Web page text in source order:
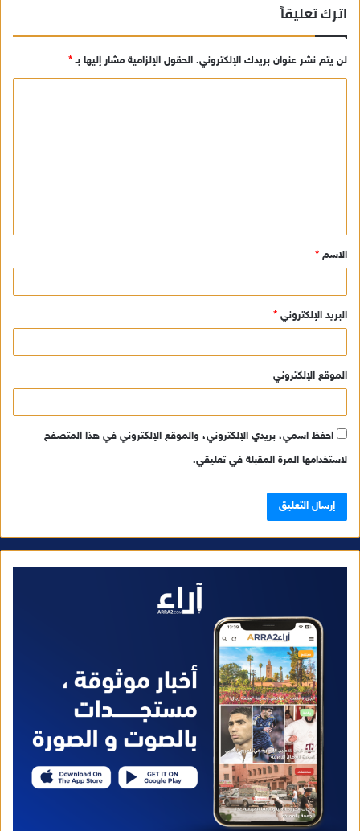
اترك تعليقاً
لن يتم نشر عنوان بريدك الإلكتروني. الحقول الإلزامية مشار إليها بـ*
ق
*
الاسم *
البريد الإلكتروني *
الموقع الإلكتروني
احفظ اسمي، بريدي الإلكتروني، والموقع الإلكتروني في هذا المتصفح
لاستخدامها المرة المقبلة في تعليقي.